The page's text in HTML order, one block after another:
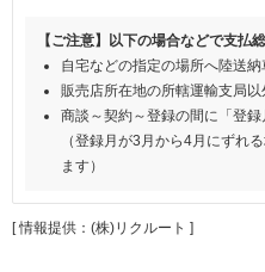
【ご注意】以下の場合などで支払
自宅などの指定の場所へ陸送
販売店所在地の所轄運輸支局
商談～契約～登録の間に「登
（登録月が3月から4月にずれ
ます）
[ 情報提供：(株)リクルート ]